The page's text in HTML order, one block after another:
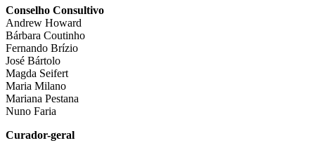
Conselho Consultivo
Andrew Howard
Bárbara Coutinho
Fernando Brízio
José Bártolo
Magda Seifert
Maria Milano
Mariana Pestana
Nuno Faria
Curador-geral